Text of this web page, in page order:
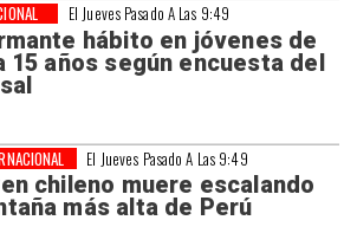
El Jueves Pasado A Las 9:49
hábito en jóvenes de
15 años según encuesta del
El Jueves Pasado A Las 9:49
chileno muere escalando
más alta de Perú